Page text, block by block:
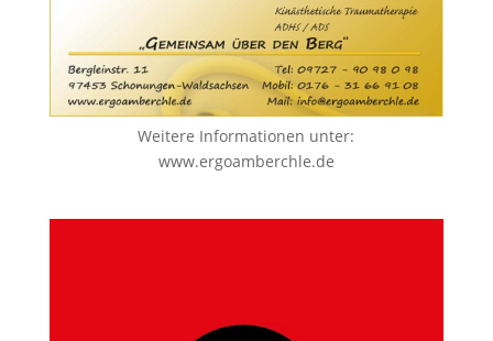
Weitere Informationen unter:
www.ergoamberchle.de